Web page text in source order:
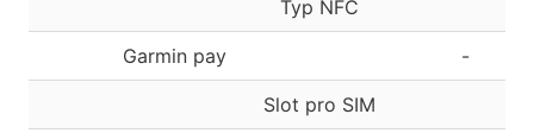
Typ NFC
Garmin pay -
Slot pro SIM